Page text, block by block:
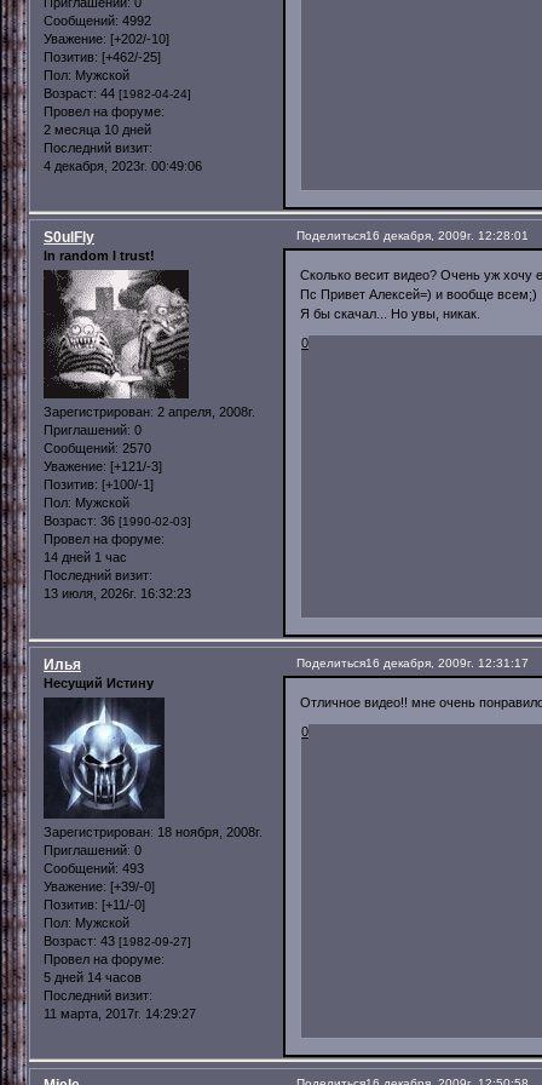
Сообщений: 4992
Уважение: [+202/-10]
Позитив: [+462/-25]
Пол: Мужской
Возраст: 44 [1982-04-24]
Провел на форуме:
2 месяца 10 дней
Последний визит:
4 декабря, 2023г. 00:49:06
Поделиться16 декабря, 2009г. 12:28:01
S0ulFly
In random I trust!
Зарегистрирован: 2 апреля, 2008г.
Приглашений: 0
Сообщений: 2570
Уважение: [+121/-3]
Позитив: [+100/-1]
Пол: Мужской
Возраст: 36 [1990-02-03]
Провел на форуме:
14 дней 1 час
Последний визит:
13 июля, 2026г. 16:32:23
Сколько весит видео? Очень уж хочу
Пс Привет Алексей=) и вообще всем;)
Я бы скачал... Но увы, никак.
0
Поделиться16 декабря, 2009г. 12:31:17
Илья
Несущий Истину
Зарегистрирован: 18 ноября, 2008г.
Приглашений: 0
Сообщений: 493
Уважение: [+39/-0]
Позитив: [+11/-0]
Пол: Мужской
Возраст: 43 [1982-09-27]
Провел на форуме:
5 дней 14 часов
Последний визит:
11 марта, 2017г. 14:29:27
Отличное видео!! мне очень
0